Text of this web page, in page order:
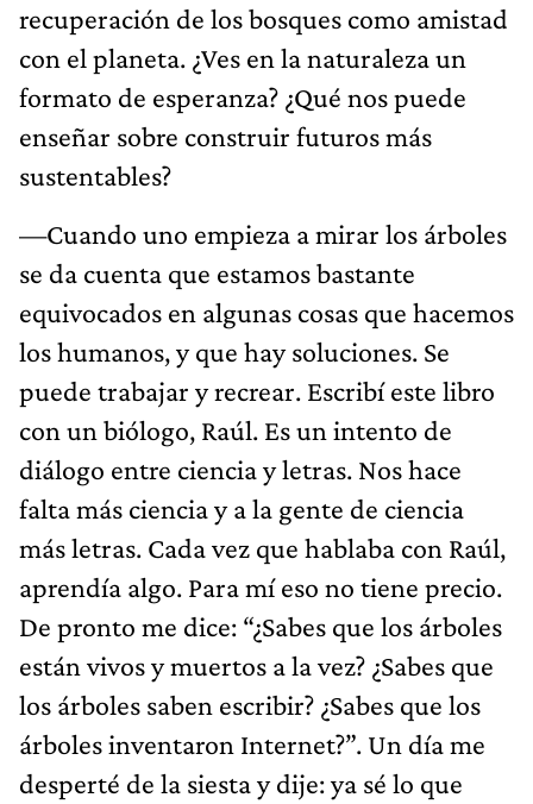
recuperación de los bosques como amistad
con el planeta. ¿Ves en la naturaleza un
formato de esperanza? ¿Qué nos puede
enseñar sobre construir futuros más
sustentables?
—Cuando uno empieza a mirar los árboles
se da cuenta que estamos bastante
equivocados en algunas cosas que hacemos
los humanos, y que hay soluciones. Se
puede trabajar y recrear. Escribí este libro
con un biólogo, Raúl. Es un intento de
diálogo entre ciencia y letras. Nos hace
falta más ciencia y a la gente de ciencia
más letras. Cada vez que hablaba con Raúl,
aprendía algo. Para mí eso no tiene precio.
De pronto me dice: “¿Sabes que los árboles
están vivos y muertos a la vez? ¿Sabes que
los árboles saben escribir? ¿Sabes que los
árboles inventaron Internet?”. Un día me
desperté de la siesta y dije: ya sé lo que